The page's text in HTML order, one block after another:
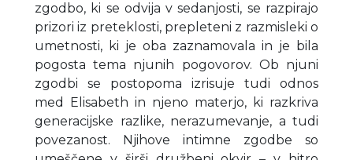
zgodbo, ki se odvija v sedanjosti, se razpirajo
prizori iz preteklosti, prepleteni z razmisleki o
umetnosti, ki je oba zaznamovala in je bila
pogosta tema njunih pogovorov. Ob njuni
zgodbi se postopoma izrisuje tudi odnos
med Elisabeth in njeno materjo, ki razkriva
generacijske razlike, nerazumevanje, a tudi
povezanost. Njihove intimne zgodbe so